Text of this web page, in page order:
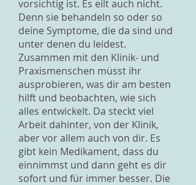
vorsichtig ist. Es eilt auch nicht.
Denn sie behandeln so oder so
deine Symptome, die da sind und
unter denen du leidest.
Zusammen mit den Klinik- und
Praxismenschen müsst ihr
ausprobieren, was dir am besten
hilft und beobachten, wie sich
alles entwickelt. Da steckt viel
Arbeit dahinter, von der Klinik,
aber vor allem auch von dir. Es
gibt kein Medikament, dass du
einnimmst und dann geht es dir
sofort und für immer besser. Die